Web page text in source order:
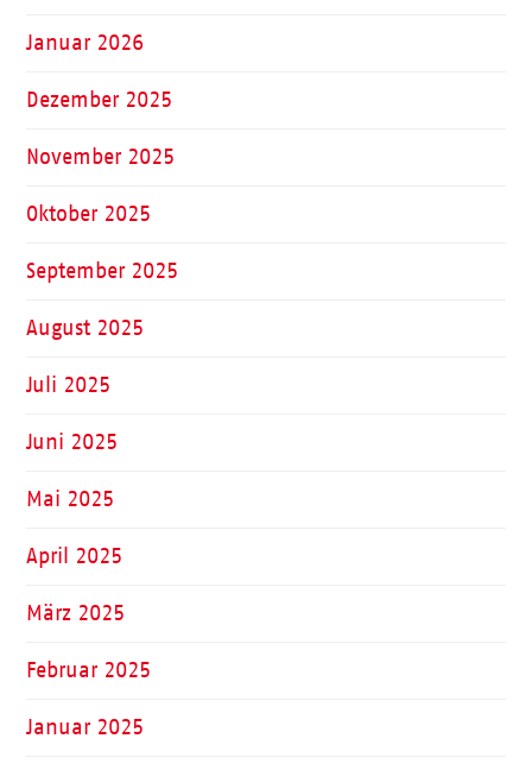
Januar 2026
Dezember 2025
November 2025
Oktober 2025
September 2025
August 2025
Juli 2025
Juni 2025
Mai 2025
April 2025
März 2025
Februar 2025
Januar 2025